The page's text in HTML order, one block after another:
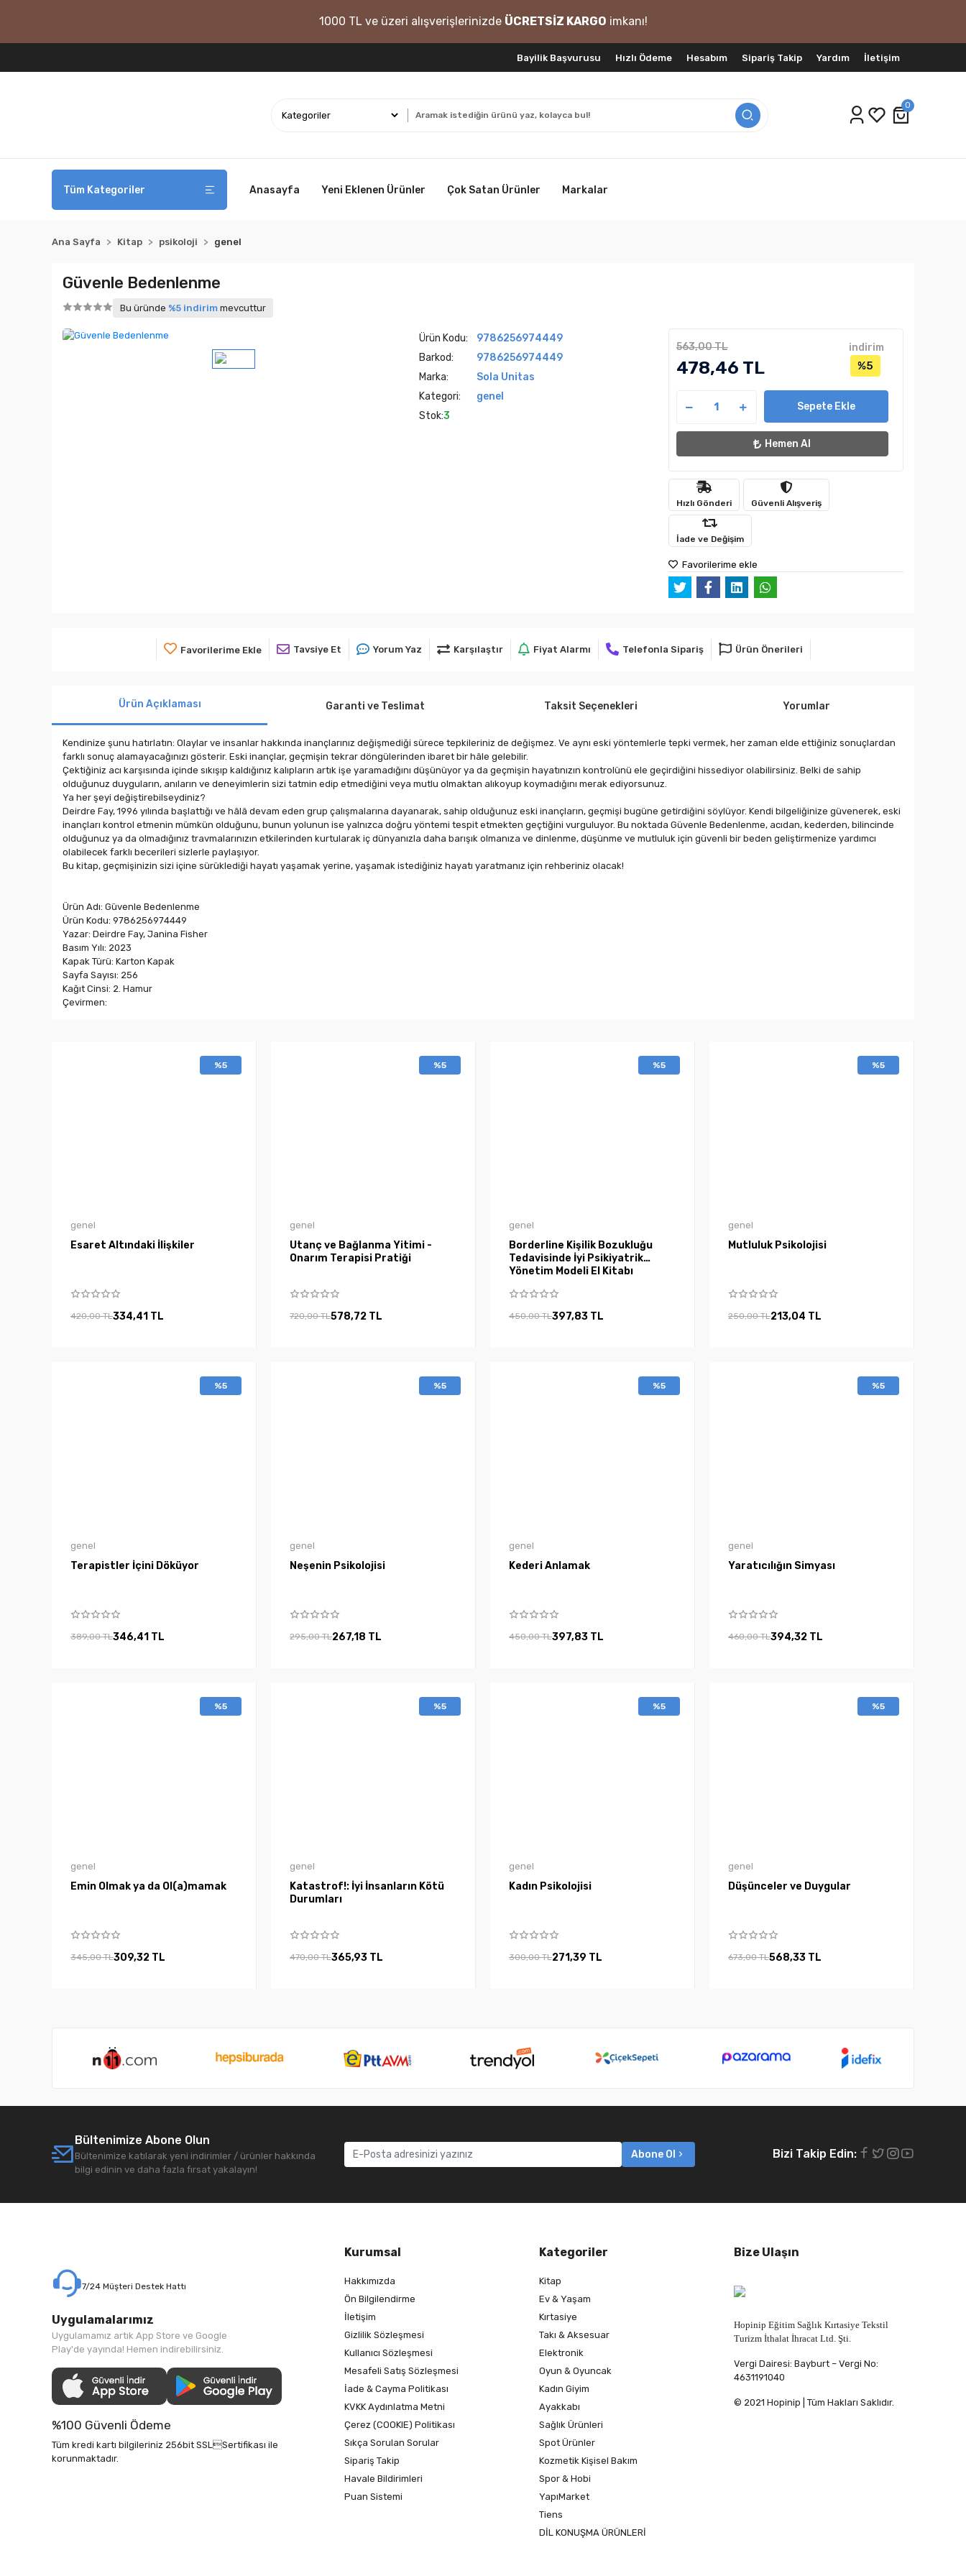
1000 TL ve üzeri alışverişlerinizde ÜCRETSİZ KARGO imkanı!
Bayilik Başvurusu Hızlı Ödeme Hesabım Sipariş Takip Yardım İletişim
0
Tüm Kategoriler Anasayfa Yeni Eklenen Ürünler Çok Satan Ürünler Markalar
Ana Sayfa Kitap psikoloji genel
Güvenle Bedenlenme
Bu üründe %5 indirim mevcuttur
Ürün Kodu:
9786256974449
Barkod:
9786256974449
Marka:
Sola Unitas
Kategori:
genel
Stok:3
563,00 TL
478,46 TL
indirim
%5
Sepete Ekle
Hemen Al
Hızlı Gönderi Güvenli Alışveriş
İade ve Değişim
Favorilerime ekle
Favorilerime Ekle Tavsiye Et Yorum Yaz Karşılaştır Fiyat Alarmı Telefonla Sipariş Ürün Önerileri
Ürün Açıklaması Garanti ve Teslimat Taksit Seçenekleri Yorumlar
Kendinize şunu hatırlatın: Olaylar ve insanlar hakkında inançlarınız değişmediği sürece tepkileriniz de değişmez. Ve aynı eski yöntemlerle tepki vermek, her zaman elde ettiğiniz sonuçlardan
farklı sonuç alamayacağınızı gösterir. Eski inançlar, geçmişin tekrar döngülerinden ibaret bir hâle gelebilir.
Çektiğiniz acı karşısında içinde sıkışıp kaldığınız kalıpların artık işe yaramadığını düşünüyor ya da geçmişin hayatınızın kontrolünü ele geçirdiğini hissediyor olabilirsiniz. Belki de sahip
olduğunuz duyguların, anıların ve deneyimlerin sizi tatmin edip etmediğini veya mutlu olmaktan alıkoyup koymadığını merak ediyorsunuz.
Ya her şeyi değiştirebilseydiniz?
Deirdre Fay, 1996 yılında başlattığı ve hâlâ devam eden grup çalışmalarına dayanarak, sahip olduğunuz eski inançların, geçmişi bugüne getirdiğini söylüyor. Kendi bilgeliğinize güvenerek, eski
inançları kontrol etmenin mümkün olduğunu, bunun yolunun ise yalnızca doğru yöntemi tespit etmekten geçtiğini vurguluyor. Bu noktada Güvenle Bedenlenme, acıdan, kederden, bilincinde
olduğunuz ya da olmadığınız travmalarınızın etkilerinden kurtularak iç dünyanızla daha barışık olmanıza ve dinlenme, düşünme ve mutluluk için güvenli bir beden geliştirmenize yardımcı
olabilecek farklı becerileri sizlerle paylaşıyor.
Bu kitap, geçmişinizin sizi içine sürüklediği hayatı yaşamak yerine, yaşamak istediğiniz hayatı yaratmanız için rehberiniz olacak!
Ürün Adı: Güvenle Bedenlenme
Ürün Kodu: 9786256974449
Yazar: Deirdre Fay, Janina Fisher
Basım Yılı: 2023
Kapak Türü: Karton Kapak
Sayfa Sayısı: 256
Kağıt Cinsi: 2. Hamur
Çevirmen:
%5
genel
Esaret Altındaki İlişkiler
420,00 TL334,41 TL
%5
genel
Utanç ve Bağlanma Yitimi -
Onarım Terapisi Pratiği
720,00 TL578,72 TL
%5
genel
Borderline Kişilik Bozukluğu
Tedavisinde İyi Psikiyatrik
Yönetim Modeli El Kitabı
450,00 TL397,83 TL
%5
genel
Mutluluk Psikolojisi
250,00 TL213,04 TL
%5
genel
Terapistler İçini Döküyor
389,00 TL346,41 TL
%5
genel
Neşenin Psikolojisi
295,00 TL267,18 TL
%5
genel
Kederi Anlamak
450,00 TL397,83 TL
%5
genel
Yaratıcılığın Simyası
460,00 TL394,32 TL
%5
genel
Emin Olmak ya da Ol(a)mamak
345,00 TL309,32 TL
%5
genel
Katastrof!: İyi İnsanların Kötü
Durumları
470,00 TL365,93 TL
%5
genel
Kadın Psikolojisi
300,00 TL271,39 TL
%5
genel
Düşünceler ve Duygular
673,00 TL568,33 TL
Bültenimize Abone Olun
Bültenimize katılarak yeni indirimler / ürünler hakkında
bilgi edinin ve daha fazla fırsat yakalayın!
Abone Ol Bizi Takip Edin:
7/24 Müşteri Destek Hattı
Uygulamalarımız
Uygulamamız artık App Store ve Google
Play'de yayında! Hemen indirebilirsiniz.
%100 Güvenli Ödeme
Tüm kredi kartı bilgileriniz 256bit SSLSertifikası ile
korunmaktadır.
Kurumsal
Hakkımızda
Ön Bilgilendirme
İletişim
Gizlilik Sözleşmesi
Kullanıcı Sözleşmesi
Mesafeli Satış Sözleşmesi
İade & Cayma Politikası
KVKK Aydınlatma Metni
Çerez (COOKIE) Politikası
Sıkça Sorulan Sorular
Sipariş Takip
Havale Bildirimleri
Puan Sistemi
Kategoriler
Kitap
Ev & Yaşam
Kırtasiye
Takı & Aksesuar
Elektronik
Oyun & Oyuncak
Kadın Giyim
Ayakkabı
Sağlık Ürünleri
Spot Ürünler
Kozmetik Kişisel Bakım
Spor & Hobi
YapıMarket
Tiens
DİL KONUŞMA ÜRÜNLERİ
Bize Ulaşın
Hopinip Eğitim Sağlık Kırtasiye Tekstil
Turizm İthalat İhracat Ltd. Şti.
Vergi Dairesi: Bayburt – Vergi No:
4631191040
© 2021 Hopinip | Tüm Hakları Saklıdır.